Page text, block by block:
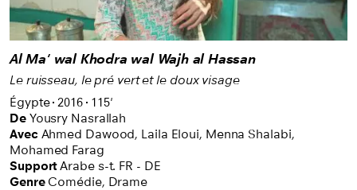
Al Ma' wal Khodra wal Wajh al Hassan
Le ruisseau, le pré vert et le doux visage
Égypte 2016 115'
De Yousry Nasrallah
Avec Ahmed Dawood, Laila Eloui, Menna Shalabi,
Mohamed Farag
Support Arabe s-t. FR - DE
Genre Comédie, Drame